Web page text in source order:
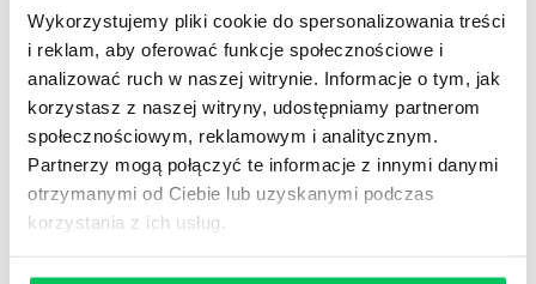
Wykorzystujemy pliki cookie do spersonalizowania treści
i reklam, aby oferować funkcje społecznościowe i
analizować ruch w naszej witrynie. Informacje o tym, jak
korzystasz z naszej witryny, udostępniamy partnerom
społecznościowym, reklamowym i analitycznym.
Partnerzy mogą połączyć te informacje z innymi danymi
otrzymanymi od Ciebie lub uzyskanymi podczas
korzystania z ich usług.
Project Manager
tel.: 505 273 483
fax: 22 266 08 51
j.baryla@projektgamma.pl